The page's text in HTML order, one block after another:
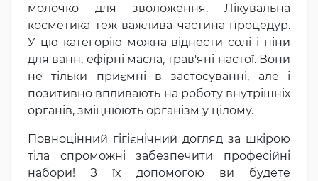
молочко для зволоження. Лікувальна
косметика теж важлива частина процедур.
У цю категорію можна віднести солі і піни
для ванн, ефірні масла, трав'яні настої. Вони
не тільки приємні в застосуванні, але і
позитивно впливають на роботу внутрішніх
органів, зміцнюють організм у цілому.
Повноцінний гігієнічний догляд за шкірою
тіла спроможні забезпечити професійні
набори! З їх допомогою ви будете